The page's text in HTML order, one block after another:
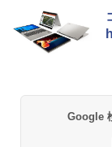
Google